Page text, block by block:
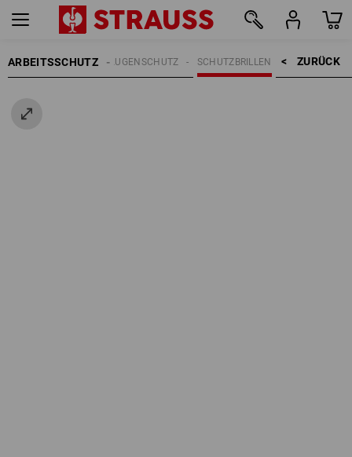
ARBEITSSCHUTZ ZURÜCK    >
SCHUTZBRILLEN
AUGENSCHUTZ